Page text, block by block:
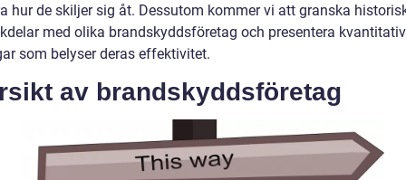
hur de skiljer sig åt. Dessutom kommer vi att granska
med olika brandskyddsföretag och presentera
som belyser deras effektivitet.
av brandskyddsföretag